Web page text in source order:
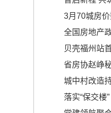
全国房地产
落实“保交楼